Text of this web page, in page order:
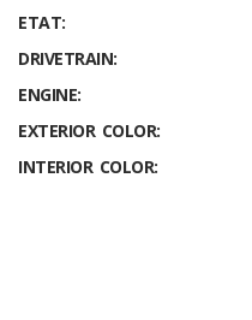
ETAT:
DRIVETRAIN:
ENGINE:
EXTERIOR COLOR:
INTERIOR COLOR: